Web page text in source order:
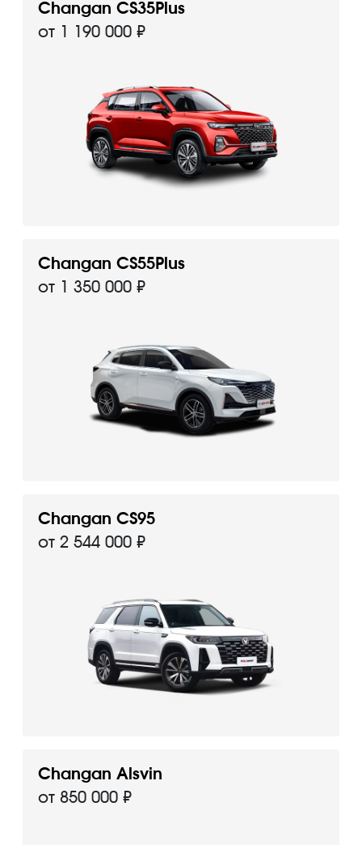
Changan CS35Plus
от 1 190 000 ₽
Changan CS55Plus
от 1 350 000 ₽
Changan CS95
от 2 544 000 ₽
Changan Alsvin
от 850 000 ₽